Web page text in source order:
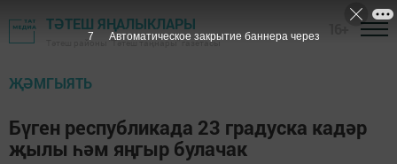
ТӘТЕШ ЯҢАЛЫКЛАРЫ
Тәтеш районы "Тәтеш таңнары" газетасы
ҖӘМГЫЯТЬ
Бүген республикада 23 градуска кадәр
җылы һәм яңгыр булачак
6 Автоматическое закрытие баннера через